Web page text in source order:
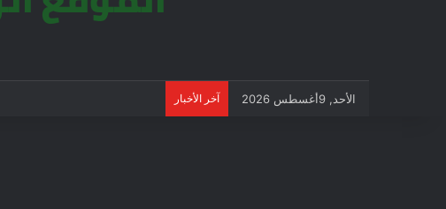
الأحد, 9أغسطس 2026 آخر الأخبار